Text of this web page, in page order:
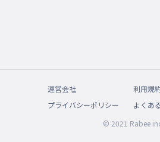
運営会社
利用規
プライバシーポリシー
よくあ
© 2021 Rabee